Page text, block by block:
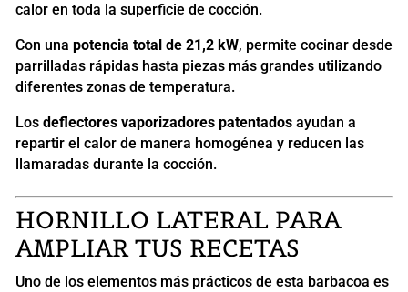
calor en toda la superficie de cocción.
Con una potencia total de 21,2 kW, permite cocinar desde
parrilladas rápidas hasta piezas más grandes utilizando
diferentes zonas de temperatura.
Los deflectores vaporizadores patentadosayudan a
repartir el calor de manera homogénea y reducen las
llamaradas durante la cocción.
HORNILLO LATERAL PARA
AMPLIAR TUS RECETAS
Uno de los elementos más prácticos de esta barbacoa es